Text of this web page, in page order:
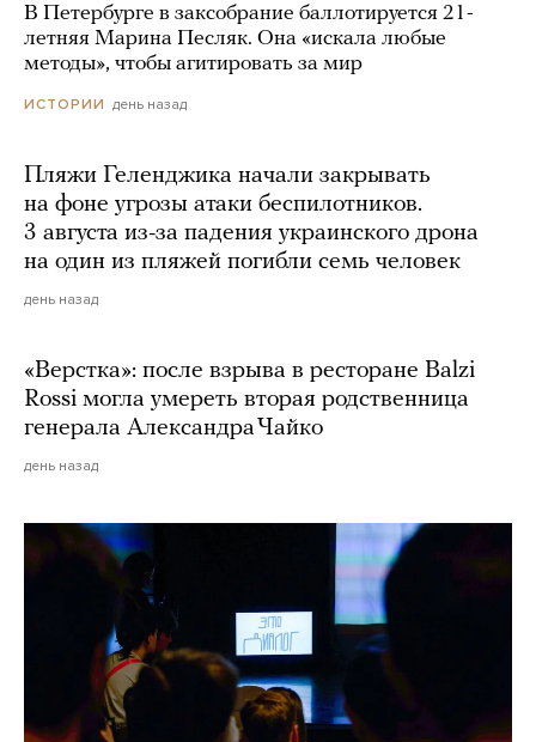
В Петербурге в заксобрание баллотируется 21-
летняя Марина Песляк. Она «искала любые
методы», чтобы агитировать за мир
ИСТОРИИ день назад
Пляжи Геленджика начали закрывать
на фоне угрозы атаки беспилотников.
3 августа из-за падения украинского дрона
на один из пляжей погибли семь человек
день назад
«Верстка»: после взрыва в ресторане Balzi
Rossi могла умереть вторая родственница
генерала Александра Чайко
день назад